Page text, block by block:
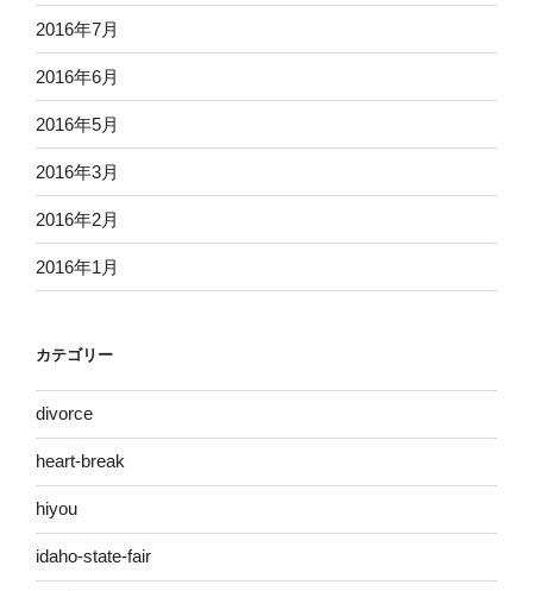
2016年7月
2016年6月
2016年5月
2016年3月
2016年2月
2016年1月
カテゴリー
divorce
heart-break
hiyou
idaho-state-fair